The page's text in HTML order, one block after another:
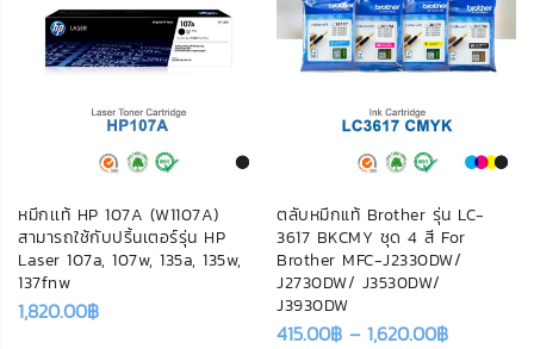
หมึกเเท้ HP 107A (W1107A)
สามารถใช้กับปริ้นเตอร์รุ่น HP
Laser 107a, 107w, 135a, 135w,
137fnw
1,820.00฿
ตลับหมึกแท้ Brother รุ่น LC-
3617 BKCMY ชุด 4 สี For
Brother MFC-J2330DW/
J2730DW/ J3530DW/
J3930DW
415.00฿ – 1,620.00฿